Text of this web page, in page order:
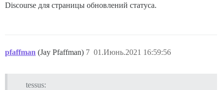
Discourse для страницы обновлений статуса.
pfaffman (Jay Pfaffman) 01.Июнь.2021 16:59:56
7
tessus: